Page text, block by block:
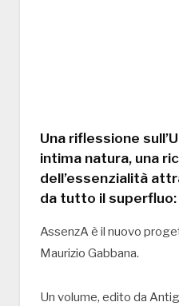
Una riflessione
intima natura, una
dell’essenzialità
da tutto il superfluo:
AssenzA è il nuovo
Maurizio Gabbana.
Un volume, edito da